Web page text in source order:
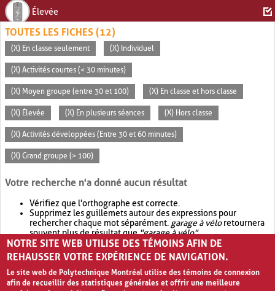
Élevée
TOUTES LES FICHES (12)
(X) En classe seulement (X) Individuel
(X) Activités courtes (< 30 minutes)
(X) Moyen groupe (entre 30 et 100) (X) En classe et hors classe
(X) Élevée (X) En plusieurs séances (X) Hors classe
(X) Activités développées (Entre 30 et 60 minutes)
(X) Grand groupe (> 100)
Votre recherche n'a donné aucun résultat
Vérifiez que l'orthographe est correcte.
Supprimez les guillemets autour des expressions pour
rechercher chaque mot séparément. garage à véloretournera
souvent plus de résultat que"garage à vélo".
Envisagez d'élargir votre recherche avec OR.garage OR vélo
retournera souvent plus de résultat quegarage à vélo
NOTRE SITE WEB UTILISE DES TÉMOINS AFIN DE
REHAUSSER VOTRE EXPÉRIENCE DE NAVIGATION.
Le site web de Polytechnique Montréal utilise des témoins de connexion
afin de recueillir des statistiques générales et offrir une meilleure